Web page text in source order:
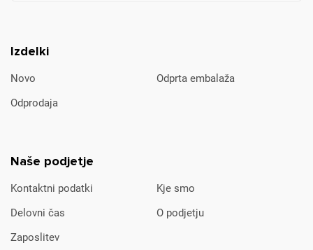
Izdelki
Novo
Odprta embalaža
Odprodaja
Naše podjetje
Kontaktni podatki
Kje smo
Delovni čas
O podjetju
Zaposlitev